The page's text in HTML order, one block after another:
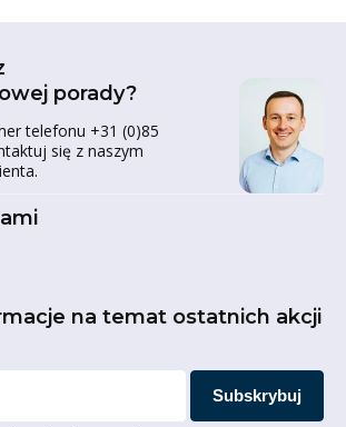
porady?
telefonu +31 (0)85
się z naszym
na temat ostatnich akcji
Subskrybuj